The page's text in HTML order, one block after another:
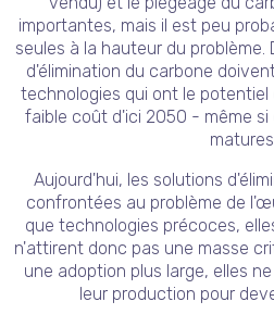
importantes, mais il est peu
seules à la hauteur du
d'élimination du carbone
technologies qui ont le
faible coût d'ici 2050 - même si
Aujourd'hui, les solutions
confrontées au problème de
que technologies précoces,
n'attirent donc pas une masse
une adoption plus large, elles
leur production pour